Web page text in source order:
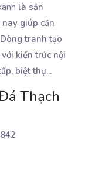
là sản
giúp căn
tranh tạo
kiến trúc nội
biệt thự...
Thạch